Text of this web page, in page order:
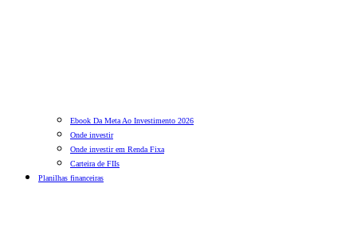
Ebook Da Meta Ao Investimento 2026
Onde investir
Onde investir em Renda Fixa
Carteira de FIIs
Planilhas financeiras